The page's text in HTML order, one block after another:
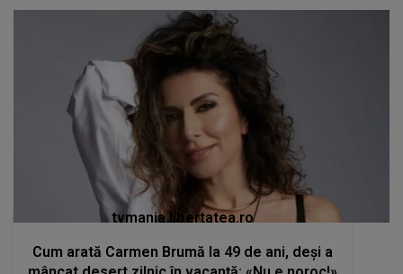
tvmania.libertatea.ro
Cum arată Carmen Brumă la 49 de ani, deși a